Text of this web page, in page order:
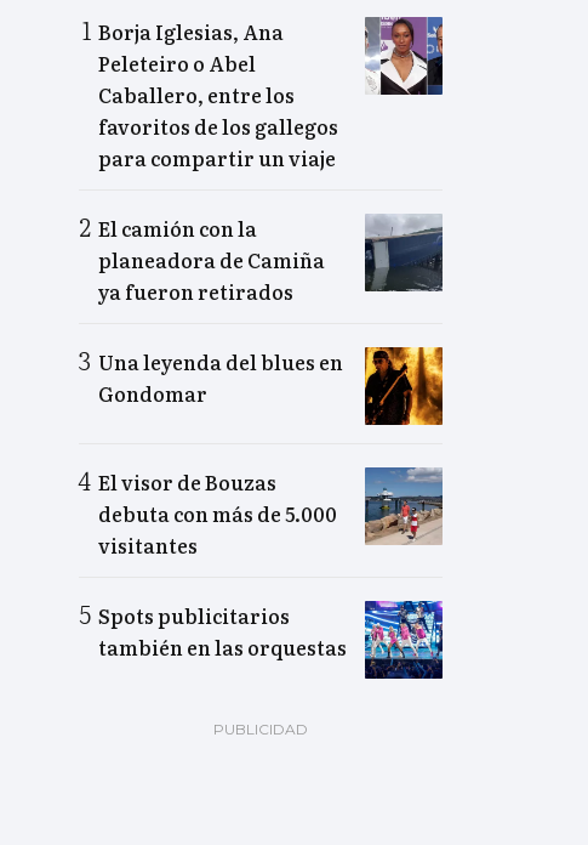
Borja Iglesias, Ana
Peleteiro o Abel
Caballero, entre los
favoritos de los gallegos
para compartir un viaje
El camión con la
planeadora de Camiña
ya fueron retirados
Una leyenda del blues en
Gondomar
El visor de Bouzas
debuta con más de 5.000
visitantes
Spots publicitarios
también en las orquestas